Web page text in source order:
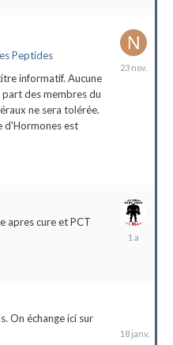
Peptides
informatif. Aucune
des membres du
ne sera tolérée.
d'Hormones est
23
apres cure et PCT
13
On échange ici sur